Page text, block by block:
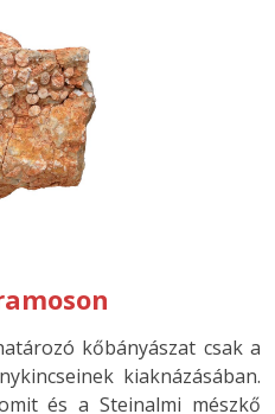
kőbányászat csak a
kiaknázásában.
és a Steinalmi mészkő